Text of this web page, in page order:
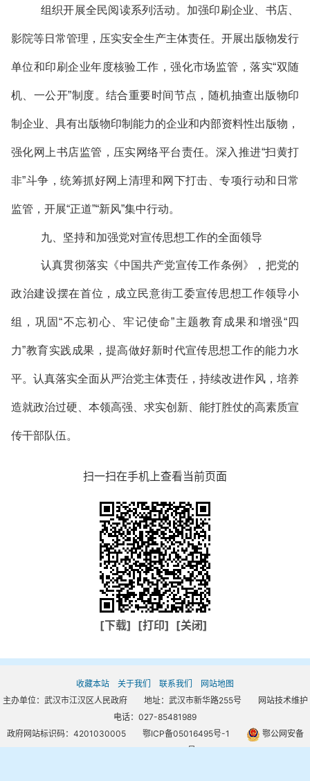
组织开展全民阅读系列活动。加强印刷企业、书店、
影院等日常管理，压实安全生产主体责任。开展出版物发行
单位和印刷企业年度核验工作，强化市场监管，落实“双随
机、一公开”制度。结合重要时间节点，随机抽查出版物印
制企业、具有出版物印制能力的企业和内部资料性出版物，
强化网上书店监管，压实网络平台责任。深入推进“扫黄打
非”斗争，统筹抓好网上清理和网下打击、专项行动和日常
监管，开展“正道”“新风”集中行动。
九、坚持和加强党对宣传思想工作的全面领导
认真贯彻落实《中国共产党宣传工作条例》，把党的
政治建设摆在首位，成立民意街工委宣传思想工作领导小
组，巩固“不忘初心、牢记使命”主题教育成果和增强“四
力”教育实践成果，提高做好新时代宣传思想工作的能力水
平。认真落实全面从严治党主体责任，持续改进作风，培养
造就政治过硬、本领高强、求实创新、能打胜仗的高素质宣
传干部队伍。
扫一扫在手机上查看当前页面
[下载] [打印] [关闭]
收藏本站 关于我们 联系我们
网站地图
主办单位：武汉市江汉区人民政府 地址：武汉市新华路255号 网站技术维护
电话：027-85481989
政府网站标识码：4201030005 鄂ICP备05016495号-1
鄂公网安备
42010302000667号